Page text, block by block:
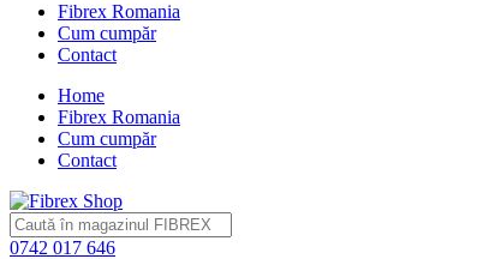
Fibrex Romania
Cum cumpăr
Contact
Home
Fibrex Romania
Cum cumpăr
Contact
0742 017 646